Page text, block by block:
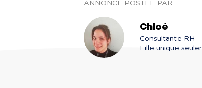
ANNONCE POSTÉE PAR
Chloé
Consultante RH
Fille unique